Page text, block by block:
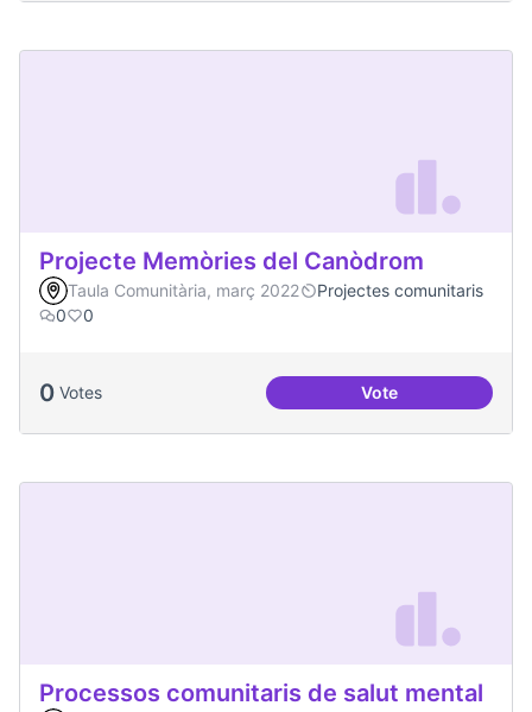
Projecte Memòries del Canòdrom
Taula Comunitària, març 2022
Projectes comunitaris
0
0
0 Votes VoteProjecte
Processos comunitaris de salut mental